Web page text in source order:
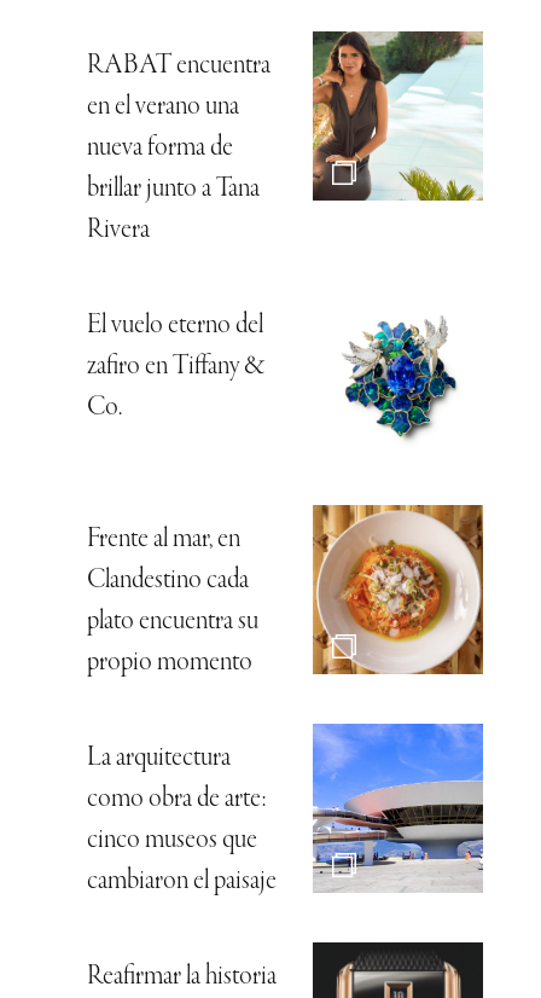
RABAT encuentra
en el verano una
nueva forma de
brillar junto a Tana
Rivera
El vuelo eterno del
zafiro en Tiffany &
Co.
Frente al mar, en
Clandestino cada
plato encuentra su
propio momento
La arquitectura
como obra de arte:
cinco museos que
cambiaron el paisaje
Reafirmar la historia